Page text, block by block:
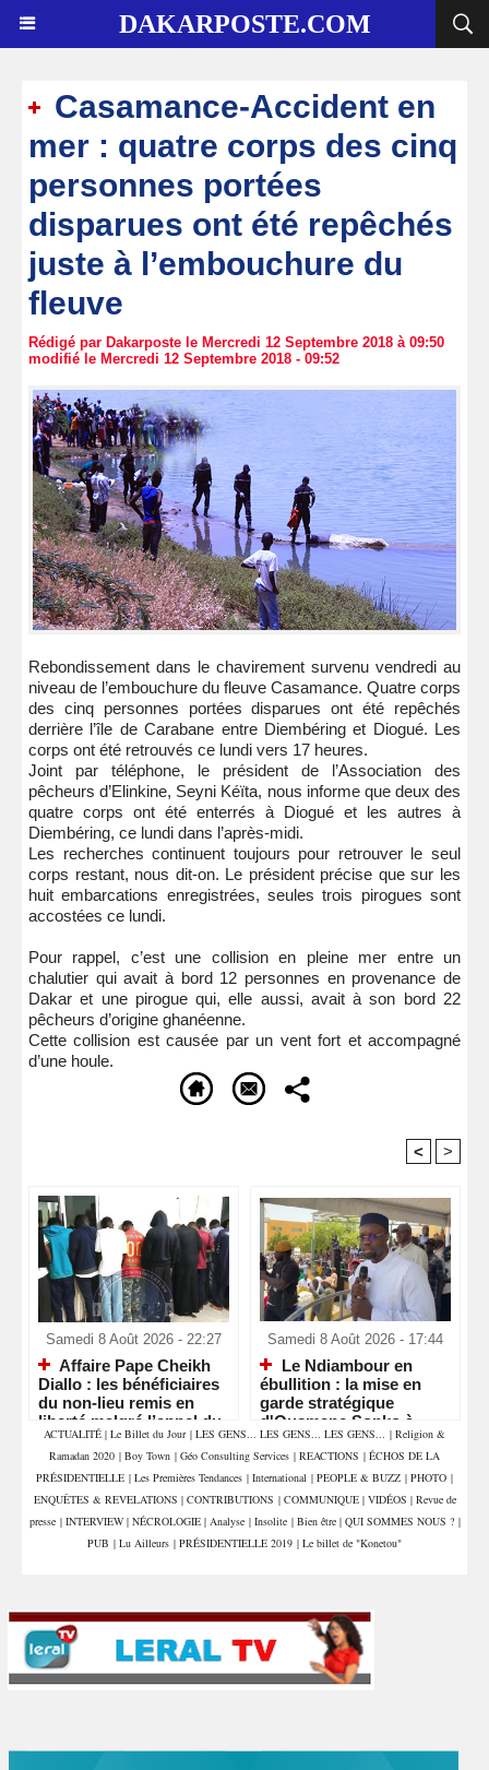
DAKARPOSTE.COM
Casamance-Accident en
mer : quatre corps des cinq
personnes portées
disparues ont été repêchés
juste à l’embouchure du
fleuve
Rédigé par Dakarposte le Mercredi 12 Septembre 2018 à 09:50
modifié le Mercredi 12 Septembre 2018 - 09:52
Rebondissement dans le chavirement survenu vendredi au
niveau de l’embouchure du fleuve Casamance. Quatre corps
des cinq personnes portées disparues ont été repêchés
derrière l’île de Carabane entre Diembéring et Diogué. Les
corps ont été retrouvés ce lundi vers 17 heures.
Joint par téléphone, le président de l’Association des
pêcheurs d’Elinkine, Seyni Kéïta, nous informe que deux des
quatre corps ont été enterrés à Diogué et les autres à
Diembéring, ce lundi dans l’après-midi.
Les recherches continuent toujours pour retrouver le seul
corps restant, nous dit-on. Le président précise que sur les
huit embarcations enregistrées, seules trois pirogues sont
accostées ce lundi.
Pour rappel, c’est une collision en pleine mer entre un
chalutier qui avait à bord 12 personnes en provenance de
Dakar et une pirogue qui, elle aussi, avait à son bord 22
pêcheurs d’origine ghanéenne.
Cette collision est causée par un vent fort et accompagné
d’une houle.
< >
Samedi 8 Août 2026 - 22:27
Affaire Pape Cheikh
Diallo : les bénéficiaires
du non-lieu remis en
liberté malgré l’appel du
parquet
Samedi 8 Août 2026 - 17:44
Le Ndiambour en
ébullition : la mise en
garde stratégique
d'Ousmane Sonko à
Louga
ACTUALITÉ | Le Billet du Jour | LES GENS... LES GENS... LES GENS... | Religion &
Ramadan 2020 | Boy Town | Géo Consulting Services | REACTIONS | ÉCHOS DE LA
PRÉSIDENTIELLE | Les Premières Tendances | International | PEOPLE & BUZZ | PHOTO |
ENQUÊTES & REVELATIONS | CONTRIBUTIONS | COMMUNIQUE | VIDÉOS | Revue de
presse | INTERVIEW | NÉCROLOGIE | Analyse | Insolite | Bien être | QUI SOMMES NOUS ? |
PUB | Lu Ailleurs | PRÉSIDENTIELLE 2019 | Le billet de "Konetou"